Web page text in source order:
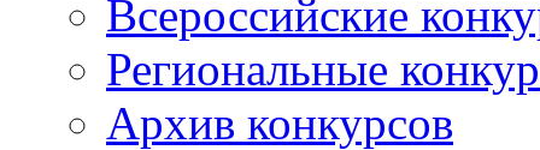
Всероссийские
Региональные
Архив конкурсов